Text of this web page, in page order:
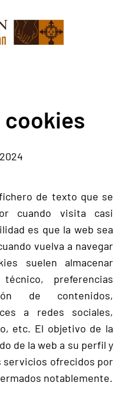
cookies
de texto que se
cuando visita casi
es que la web sea
vuelva a navegar
suelen almacenar
preferencias
de contenidos,
a redes sociales,
etc. El objetivo de la
de la web a su perfil y
servicios ofrecidos por
notablemente.